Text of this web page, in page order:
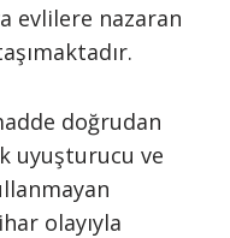
evlilere nazaran
doğrudan
uyuşturucu ve
olayıyla